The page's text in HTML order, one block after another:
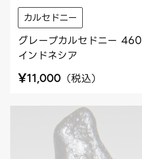
カルセドニー
グレープカルセドニー 460
インドネシア
¥11,000 （税込）